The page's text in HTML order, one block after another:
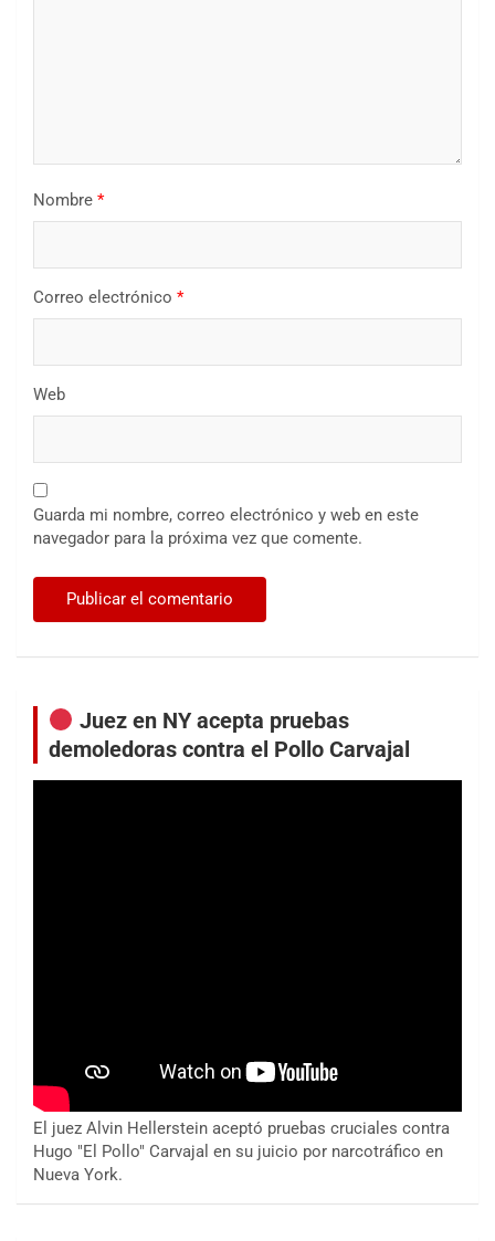
Nombre *
Correo electrónico *
Web
Guarda mi nombre, correo electrónico y web en este
navegador para la próxima vez que comente.
Juez en NY acepta pruebas
demoledoras contra el Pollo Carvajal
El juez Alvin Hellerstein aceptó pruebas cruciales contra
Hugo "El Pollo" Carvajal en su juicio por narcotráfico en
Nueva York.